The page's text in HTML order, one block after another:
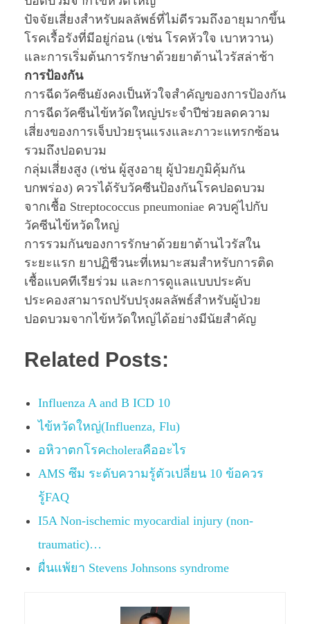
ปัจจัยเสี่ยงสำหรับผลลัพธ์ที่ไม่ดีรวมถึงอายุมากขึ้น
โรคเรื้อรังที่มีอยู่ก่อน (เช่น โรคหัวใจ เบาหวาน)
และการเริ่มต้นการรักษาด้วยยาต้านไวรัสล่าช้า
การป้องกัน
การฉีดวัคซีนยังคงเป็นหัวใจสำคัญของการป้องกัน
การฉีดวัคซีนไข้หวัดใหญ่ประจำปีช่วยลดความ
เสี่ยงของการเจ็บป่วยรุนแรงและภาวะแทรกซ้อน
รวมถึงปอดบวม
กลุ่มเสี่ยงสูง (เช่น ผู้สูงอายุ ผู้ป่วยภูมิคุ้มกัน
บกพร่อง) ควรได้รับวัคซีนป้องกันโรคปอดบวม
จากเชื้อ Streptococcus pneumoniae ควบคู่ไปกับ
วัคซีนไข้หวัดใหญ่
การรวมกันของการรักษาด้วยยาต้านไวรัสใน
ระยะแรก ยาปฏิชีวนะที่เหมาะสมสำหรับการติด
เชื้อแบคทีเรียร่วม และการดูแลแบบประคับ
ประคองสามารถปรับปรุงผลลัพธ์สำหรับผู้ป่วย
ปอดบวมจากไข้หวัดใหญ่ได้อย่างมีนัยสำคัญ
Related Posts:
Influenza A and B ICD 10
ไข้หวัดใหญ่(Influenza, Flu)
อหิวาตกโรคcholeraคืออะไร
AMS ซึม ระดับความรู้ตัวเปลี่ยน 10 ข้อควร
รู้FAQ
I5A Non-ischemic myocardial injury (non-
traumatic)…
ผื่นแพ้ยา Stevens Johnsons syndrome